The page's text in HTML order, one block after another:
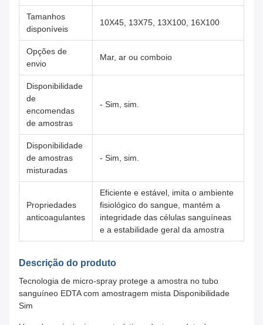
Tamanhos
disponíveis
10X45, 13X75, 13X100, 16X100
Opções de
envio
Mar, ar ou comboio
Disponibilidade
de
encomendas
de amostras
- Sim, sim.
Disponibilidade
de amostras
misturadas
- Sim, sim.
Propriedades
anticoagulantes
Eficiente e estável, imita o ambiente
fisiológico do sangue, mantém a
integridade das células sanguíneas
e a estabilidade geral da amostra
Descrição do produto
Tecnologia de micro-spray protege a amostra no tubo
sanguíneo EDTA com amostragem mista Disponibilidade
Sim